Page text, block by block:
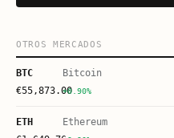
OTROS MERCADOS
BTC
Bitcoin
€55,873.00+0.90%
ETH
Ethereum